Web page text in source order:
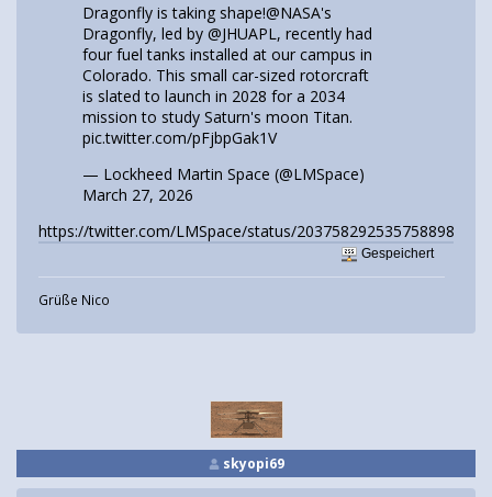
Dragonfly is taking shape!@NASA's
Dragonfly, led by @JHUAPL , recently had
four fuel tanks installed at our campus in
Colorado. This small car-sized rotorcraft
is slated to launch in 2028 for a 2034
mission to study Saturn's moon Titan.
pic.twitter.com/pFjbpGak1V
— Lockheed Martin Space (@LMSpace)
March 27, 2026
https://twitter.com/LMSpace/status/2037582925357588985
Gespeichert
Grüße Nico
skyopi69